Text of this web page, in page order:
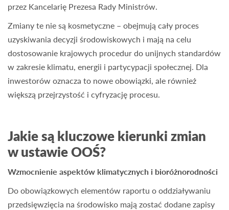
przez Kancelarię Prezesa Rady Ministrów.
Zmiany te nie są kosmetyczne – obejmują cały proces
uzyskiwania decyzji środowiskowych i mają na celu
dostosowanie krajowych procedur do unijnych standardów
w zakresie klimatu, energii i partycypacji społecznej. Dla
inwestorów oznacza to nowe obowiązki, ale również
większą przejrzystość i cyfryzację procesu.
Jakie są kluczowe kierunki zmian
w ustawie OOŚ?
Wzmocnienie aspektów klimatycznych i bioróżnorodności
Do obowiązkowych elementów raportu o oddziaływaniu
przedsięwzięcia na środowisko mają zostać dodane zapisy